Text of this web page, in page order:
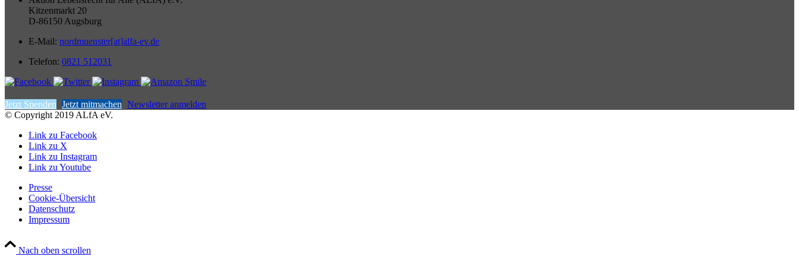
Kitzenmarkt 20
D-86150 Augsburg
E-Mail: nordmuenster[at]alfa-ev.de
Telefon: 0821 512031
Jetzt Spenden Jetzt mitmachen Newsletter anmelden
© Copyright 2019 ALfA eV.
Link zu Facebook
Link zu X
Link zu Instagram
Link zu Youtube
Presse
Cookie-Übersicht
Datenschutz
Impressum
Nach oben scrollen